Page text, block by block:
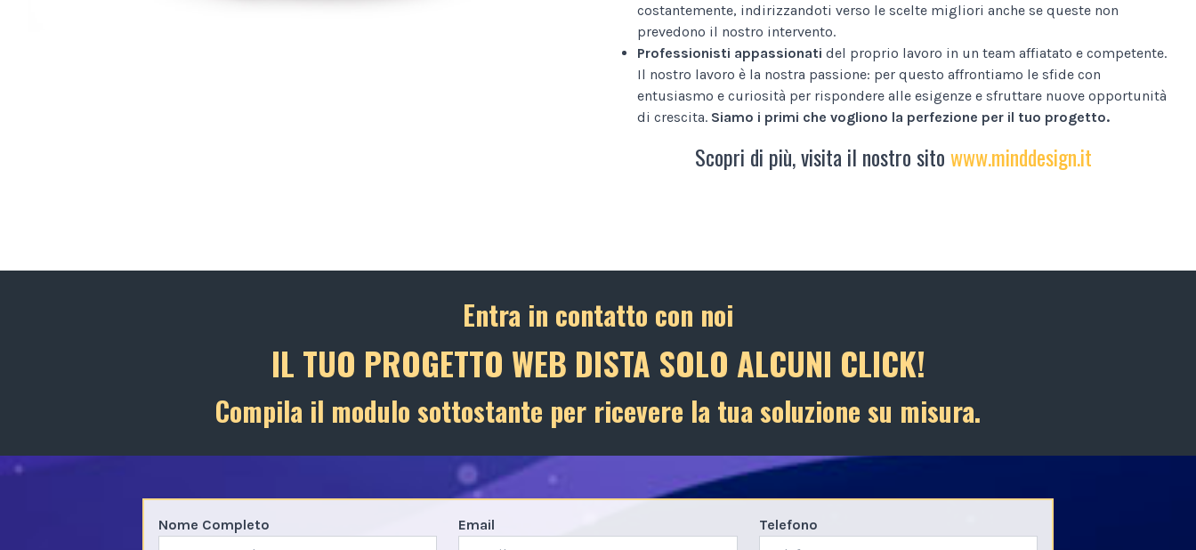
costantemente, indirizzandoti verso le scelte migliori anche se queste non
prevedono il nostro intervento.
Professionisti appassionati del proprio lavoro in un team affiatato e competente.
Il nostro lavoro è la nostra passione: per questo affrontiamo le sfide con
entusiasmo e curiosità per rispondere alle esigenze e sfruttare nuove opportunità
di crescita. Siamo i primi che vogliono la perfezione per il tuo progetto.
Scopri di più, visita il nostro sitowww.minddesign.it
Entra in contatto con noi
IL TUO PROGETTO WEB DISTA SOLO ALCUNI CLICK!
Compila il modulo sottostante per ricevere la tua soluzione su misura.
Nome Completo Email Telefono